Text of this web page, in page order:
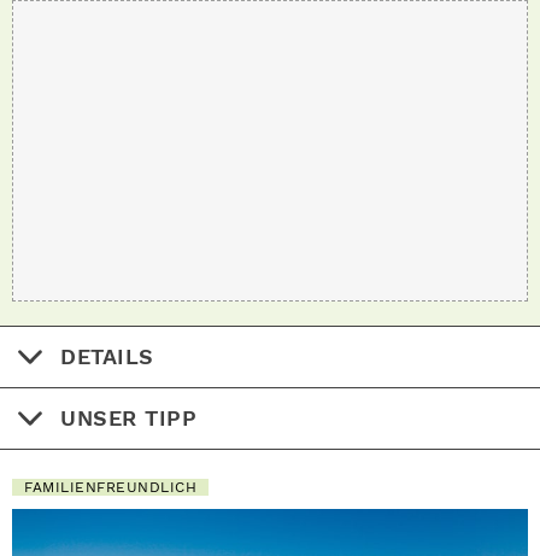
DETAILS
UNSER TIPP
FAMILIENFREUNDLICH